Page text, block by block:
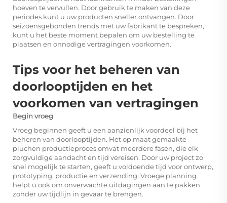
hoeven te vervullen. Door gebruik te maken van deze
periodes kunt u uw producten sneller ontvangen. Door
seizoensgebonden trends met uw fabrikant te bespreken,
kunt u het beste moment bepalen om uw bestelling te
plaatsen en onnodige vertragingen voorkomen.
Tips voor het beheren van
doorlooptijden en het
voorkomen van vertragingen
Begin vroeg
Vroeg beginnen geeft u een aanzienlijk voordeel bij het
beheren van doorlooptijden. Het op maat gemaakte
pluchen productieproces omvat meerdere fasen, die elk
zorgvuldige aandacht en tijd vereisen. Door uw project zo
snel mogelijk te starten, geeft u voldoende tijd voor ontwerp,
prototyping, productie en verzending. Vroege planning
helpt u ook om onverwachte uitdagingen aan te pakken
zonder uw tijdlijn in gevaar te brengen.